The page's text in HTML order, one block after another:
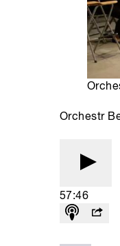
Orchestr
57:46